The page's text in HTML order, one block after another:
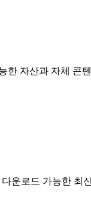
자산과 자체
운로드 가능한 최